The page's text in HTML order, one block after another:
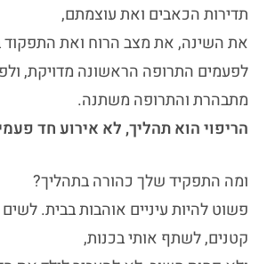
תדירות הכאבים ואת עוצמתם,
את השינה, את מצב הרוח ואת התפקוד
לפעמים התרופה הראשונה מדויקת,
מתבהרת והתרופה משתנה.
הריפוי הוא תהליך, לא אירוע חד
ומה התפקיד שלך כהורה בתהליך?
פשוט להיות עיניים אוהבות בבית. לשים
קטנים, לשתף אותי בכנות,